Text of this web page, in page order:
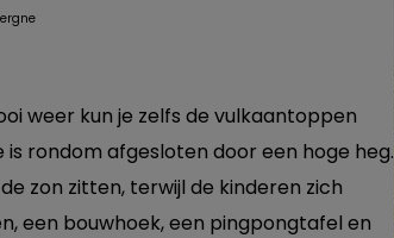
weer kun je zelfs de vulkaantoppen
rondom afgesloten door een hoge heg.
zon zitten, terwijl de kinderen zich
een bouwhoek, een pingpongtafel en